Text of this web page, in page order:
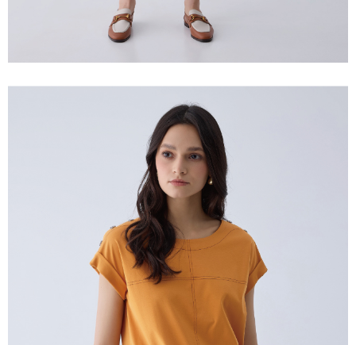
membayar melalui "Kod bar kedai serbaneka / Kedai rasmi Taiwan
Mobile / Pemindahan bank / Pembayaran J街口 / iPASS MONEY" dan
【Nota Penting】
perkhidmatan ini semasa transaksi, dan kedai akan menyerahkan hak
tuntutan harga jual/beli ansuran kepada syarikat ini untuk membayar bil
2. Berdasarkan tujuan kontrak persetujuan pembayaran menggunakan
"Pembayaran Ansuran Gogo", kedai akan memberikan maklumat peribadi
anda (termasuk nama, telefon atau alamat) kepada Taiwan Mobile untuk
pengumpulan, pemprosesan dan penggunaan, untuk pengesahan,
semakan dan pembetulan data yang diperlukan untuk bil ansuran oleh
3. Sila baca syarat perkhidmatan pengguna secara lengkap melalui
pautan berikut: https://oppay.tw/userRule